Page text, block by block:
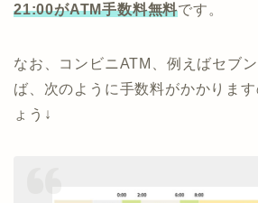
21:00がATM手数料無料です。
なお、コンビニATM、例えばセブ
ば、次のように手数料がかかりま
ょう↓